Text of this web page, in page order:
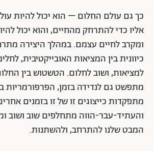
כך גם עולם החלום – הוא יכול להיות
אליו כדי להתרחק מהחיים, והוא יכול
ומקרב לחיים עצמם. במהלך היצירה
כיוונית בין המציאות האובייקטיבית,
למציאות, ושוב לחלום. הטשטוש בין
מתפשט גם לנדידה בזמן, הפרפורמריות
מתפקדות כייצוגים זו של זו בזמנים
והעתיד-עבר-הווה מתחלפים שוב ושוב
המבט שלנו להתרחב, ולהשתנות.